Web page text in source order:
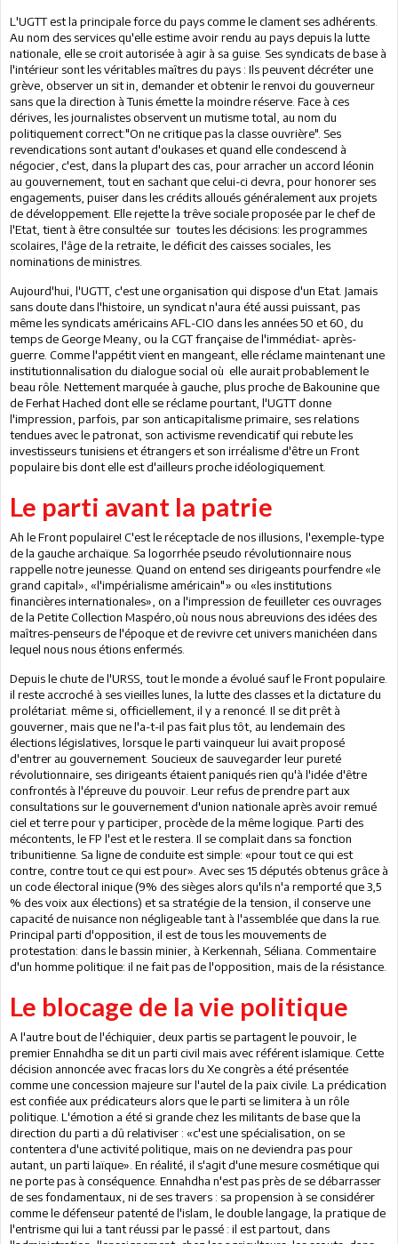
L'UGTT est la principale force du pays comme le clament ses adhérents.
Au nom des services qu'elle estime avoir rendu au pays depuis la lutte
nationale, elle se croit autorisée à agir à sa guise. Ses syndicats de base à
l'intérieur sont les véritables maîtres du pays : Ils peuvent décréter une
grève, observer un sit in, demander et obtenir le renvoi du gouverneur
sans que la direction à Tunis émette la moindre réserve. Face à ces
dérives, les journalistes observent un mutisme total, au nom du
politiquement correct:"On ne critique pas la classe ouvrière". Ses
revendications sont autant d'oukases et quand elle condescend à
négocier, c'est, dans la plupart des cas, pour arracher un accord léonin
au gouvernement, tout en sachant que celui-ci devra, pour honorer ses
engagements, puiser dans les crédits alloués généralement aux projets
de développement. Elle rejette la trêve sociale proposée par le chef de
l'Etat, tient à être consultée sur toutes les décisions: les programmes
scolaires, l'âge de la retraite, le déficit des caisses sociales, les
nominations de ministres.
Aujourd'hui, l'UGTT, c'est une organisation qui dispose d'un Etat. Jamais
sans doute dans l'histoire, un syndicat n'aura été aussi puissant, pas
même les syndicats américains AFL-CIO dans les années 50 et 60, du
temps de George Meany, ou la CGT française de l'immédiat- après-
guerre. Comme l'appétit vient en mangeant, elle réclame maintenant une
institutionnalisation du dialogue social où elle aurait probablement le
beau rôle. Nettement marquée à gauche, plus proche de Bakounine que
de Ferhat Hached dont elle se réclame pourtant, l'UGTT donne
l'impression, parfois, par son anticapitalisme primaire, ses relations
tendues avec le patronat, son activisme revendicatif qui rebute les
investisseurs tunisiens et étrangers et son irréalisme d'être un Front
populaire bis dont elle est d'ailleurs proche idéologiquement.
Le parti avant la patrie
Ah le Front populaire! C'estle réceptacle de nos illusions, l'exemple-type
de la gauche archaïque Sa logorrhée pseudo révolutionnaire nous
rappelle notre jeunesse. Quand on entend ses dirigeants pourfendre «le
grand capital», «l'impérialisme américain"» ou «les institutions
financières internationales», on a l'impression de feuilleter ces ouvrages
de la Petite Collection Maspéro,où nous nous abreuvions des idées des
maîtres-penseurs de l'époque et de revivre cet univers manichéen dans
lequel nous nous étions enfermés.
Depuis le chute de l'URSS, tout le monde a évolué sauf le Front populaire.
il reste accroché à ses vieilles lunes, la lutte des classes et la dictature du
prolétariat. même si, officiellement, il y a renoncé. Il se dit prêt à
gouverner, mais que ne l'a-t-il pas fait plus tôt, au lendemain des
élections législatives, lorsque le parti vainqueur lui avait proposé
d'entrer au gouvernement. Soucieux de sauvegarder leur pureté
révolutionnaire, ses dirigeants étaient paniqués rien qu'à l'idée d'être
confrontés à l'épreuve du pouvoir. Leur refus de prendre part aux
consultations sur le gouvernement d'union nationale après avoir remué
ciel et terre pour y participer, procède de la même logique. Parti des
mécontents, le FP l'est et le restera. Il se complait dans sa fonction
tribunitienne. Sa ligne de conduite est simple: «pour tout ce qui est
contre, contre tout ce qui est pour». Avec ses 15 députés obtenus grâce à
un code électoral inique (9% des sièges alors qu'ils n'a remporté que 3,5
% des voix aux élections) et sa stratégie de la tension, il conserve une
capacité de nuisance non négligeable tant à l'assemblée que dans la rue.
Principal parti d'opposition, il est de tous les mouvements de
protestation: dans le bassin minier, à Kerkennah, Séliana. Commentaire
d'un homme politique: il ne fait pas de l'opposition, mais de la résistance.
Le blocage de la vie politique
A l'autre bout de l'échiquier, deux partis se partagent le pouvoir, le
premier Ennahdha se dit un parti civil mais avec référent islamique. Cette
décision annoncée avec fracas lors du Xe congrès a été présentée
comme une concession majeure sur l'autel de la paix civile. La prédication
est confiée aux prédicateurs alors que le parti se limitera à un rôle
politique. L'émotion a été si grande chez les militants de base que la
direction du parti a dû relativiser : «c'est une spécialisation, on se
contentera d'une activité politique, mais on ne deviendra pas pour
autant, un parti laïque». En réalité, il s'agit d'une mesure cosmétique qui
ne porte pas à conséquence. Ennahdha n'est pas près de se débarrasser
de ses fondamentaux, ni de ses travers : sa propension à se considérer
comme le défenseur patenté de l'islam, le double langage, la pratique de
l'entrisme qui lui a tant réussi par le passé : il est partout, dans